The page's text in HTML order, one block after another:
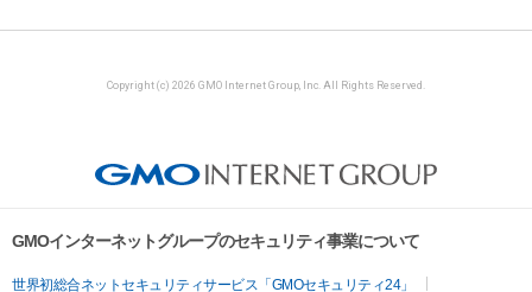
Copyright (c) 2026 GMO Internet Group, Inc. All Rights Reserved.
GMOインターネットグループのセキュリティ事業について
世界初総合ネットセキュリティサービス「GMOセキュリティ24」